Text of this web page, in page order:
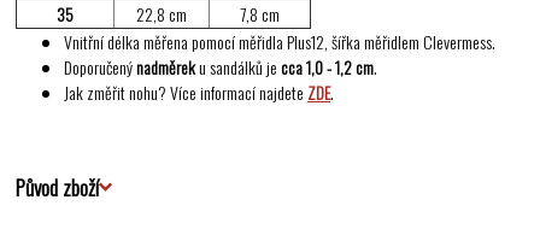
35
22,8 cm
7,8 cm
Vnitřní délka měřena pomocí měřidla Plus12, šířka měřidlem Clevermess.
Doporučenýnadměreku sandálků jecca 1,0 - 1,2 cm.
Jak změřit nohu? Více informací najdete ZDE.
Původ zboží